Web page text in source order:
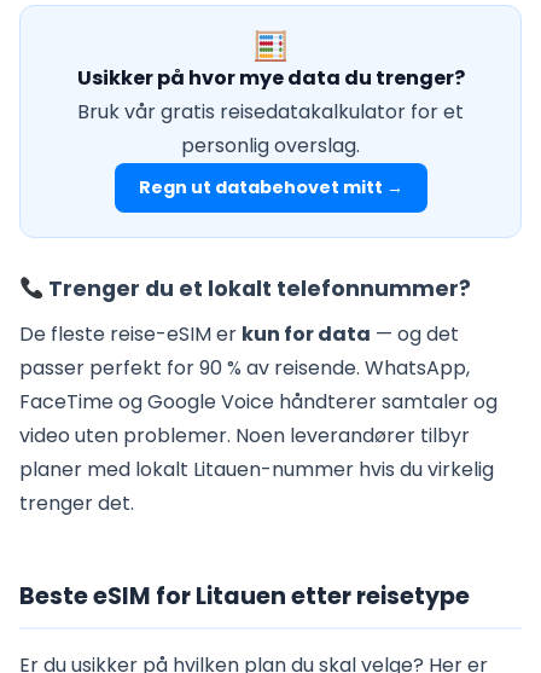
Usikker på hvor mye data du trenger?
Bruk vår gratis reisedatakalkulator for et
personlig overslag.
Regn ut databehovet mitt →
Trenger du et lokalt telefonnummer?
De fleste reise-eSIM er kun for data — og det
passer perfekt for 90 % av reisende. WhatsApp,
FaceTime og Google Voice håndterer samtaler og
video uten problemer. Noen leverandører tilbyr
planer med lokalt Litauen-nummer hvis du virkelig
trenger det.
Beste eSIM for Litauen etter reisetype
Er du usikker på hvilken plan du skal velge? Her er